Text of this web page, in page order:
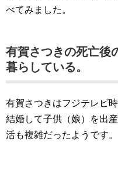
べてみました。
有賀さつきの死亡後
暮らしている。
有賀さつきはフジテレビ
結婚して子供（娘）を出
活も複雑だったようです。